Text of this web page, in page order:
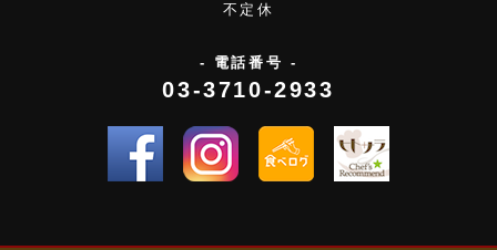
不定休
- 電話番号 -
03-3710-2933